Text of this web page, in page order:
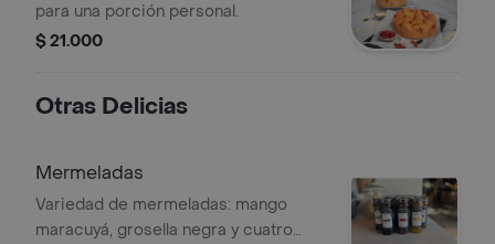
para una porción personal.
$ 21.000
Otras Delicias
Mermeladas
Variedad de mermeladas: mango
maracuyá, grosella negra y cuatro